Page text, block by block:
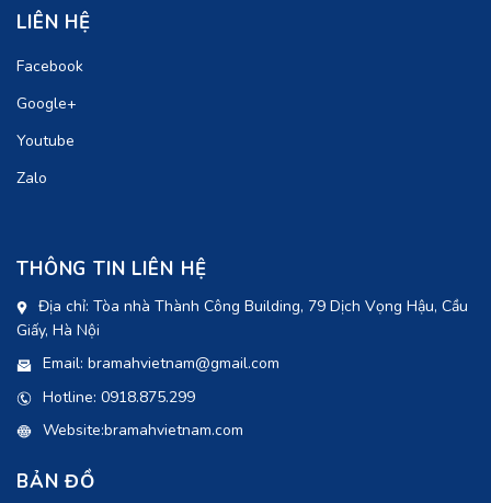
LIÊN HỆ
Facebook
Google+
Youtube
Zalo
THÔNG TIN LIÊN HỆ
Địa chỉ: Tòa nhà Thành Công Building, 79 Dịch Vọng Hậu, Cầu
Giấy, Hà Nội
Email: bramahvietnam@gmail.com
Hotline: 0918.875.299
Website:bramahvietnam.com
BẢN ĐỒ